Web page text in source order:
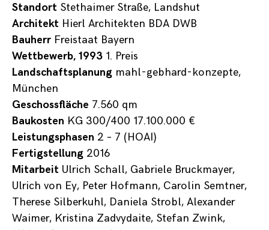
Standort Stethaimer Straße, Landshut
Architekt Hierl Architekten BDA DWB
BauherrFreistaat Bayern
Wettbewerb, 1993 1. Preis
Landschaftsplanung mahl-gebhard-konzepte,
München
Geschossfläche 7.560 qm
Baukosten KG 300/400 17.100.000 €
Leistungsphasen 2 – 7 (HOAI)
Fertigstellung 2016
Mitarbeit Ulrich Schall, Gabriele Bruckmayer,
Ulrich von Ey, Peter Hofmann, Carolin Semtner,
Therese Silberkuhl, Daniela Strobl, Alexander
Waimer, Kristina Zadvydaite, Stefan Zwink,